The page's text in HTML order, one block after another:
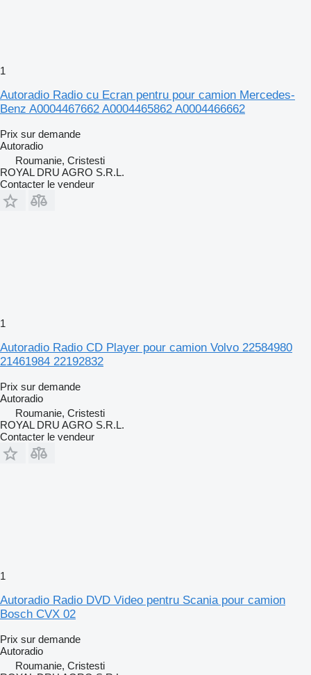
1
Autoradio Radio cu Ecran pentru pour camion Mercedes-
Benz A0004467662 A0004465862 A0004466662
Prix sur demande
Autoradio
Roumanie, Cristesti
ROYAL DRU AGRO S.R.L.
Contacter le vendeur
1
Autoradio Radio CD Player pour camion Volvo 22584980
21461984 22192832
Prix sur demande
Autoradio
Roumanie, Cristesti
ROYAL DRU AGRO S.R.L.
Contacter le vendeur
1
Autoradio Radio DVD Video pentru Scania pour camion
Bosch CVX 02
Prix sur demande
Autoradio
Roumanie, Cristesti